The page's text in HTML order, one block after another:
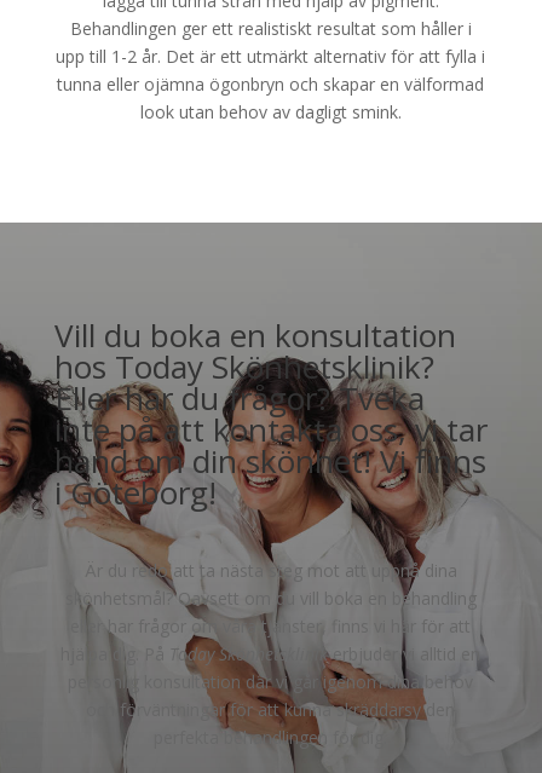
Behandlingen ger ett realistiskt resultat som håller i
upp till 1-2 år. Det är ett utmärkt alternativ för att fylla i
tunna eller ojämna ögonbryn och skapar en välformad
look utan behov av dagligt smink.
Vill du boka en konsultation
hos Today Skönhetsklinik?
Eller har du frågor? Tveka
inte på att kontakta oss, vi tar
hand om din skönhet! Vi finns
i Göteborg!
Är du redo att ta nästa steg mot att uppnå dina
skönhetsmål? Oavsett om du vill boka en behandling
eller har frågor om våra tjänster, finns vi här för att
hjälpa dig. På
Today Skönhetsklinikerbjuder vi alltid en
personlig konsultation där vi går igenom dina behov
och förväntningar för att kunna skräddarsy den
perfekta behandlingen för dig.